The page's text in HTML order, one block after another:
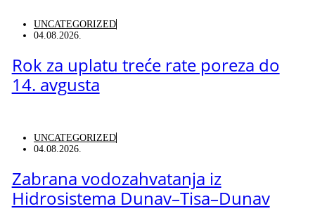
UNCATEGORIZED
04.08.2026.
Rok za uplatu treće rate poreza do
14. avgusta
UNCATEGORIZED
04.08.2026.
Zabrana vodozahvatanja iz
Hidrosistema Dunav–Tisa–Dunav